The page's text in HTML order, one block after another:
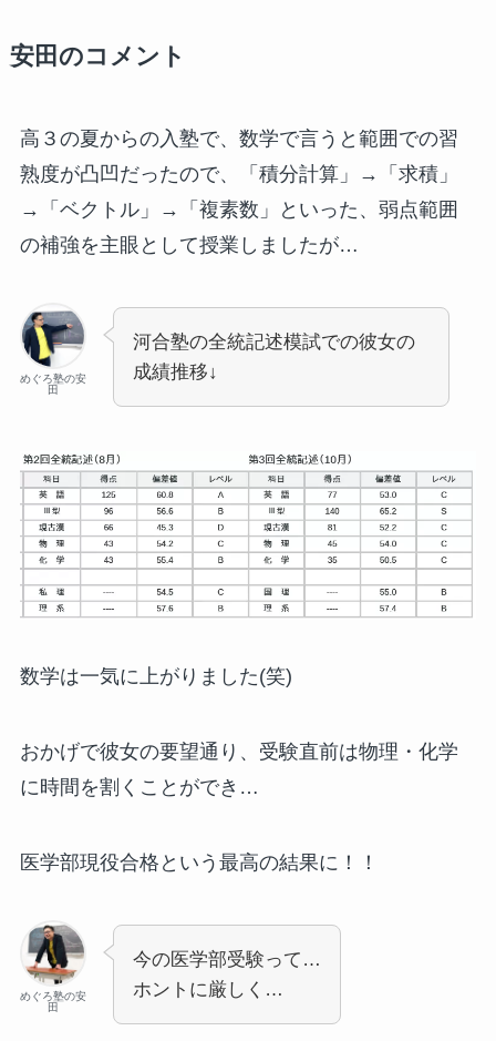
安田のコメント
高３の夏からの入塾で、数学で言うと範囲での習
熟度が凸凹だったので、「積分計算」→「求積」
→「ベクトル」→「複素数」といった、弱点範囲
の補強を主眼として授業しましたが…
めぐろ塾の安
田
河合塾の全統記述模試での彼女の
成績推移↓
数学は一気に上がりました(笑)
おかげで彼女の要望通り、受験直前は物理・化学
に時間を割くことができ…
医学部現役合格という最高の結果に！！
めぐろ塾の安
田
今の医学部受験って…
ホントに厳しく…